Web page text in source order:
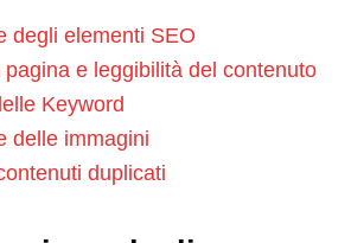
degli elementi SEO
e leggibilità del contenuto
Keyword
delle immagini
duplicati